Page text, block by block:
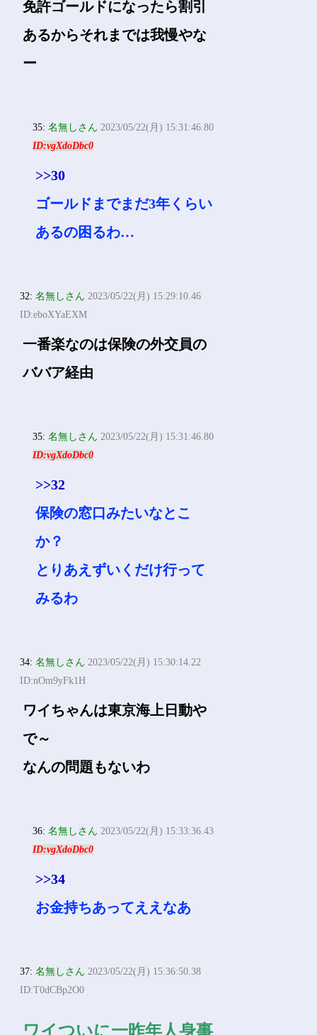
共済はやめとけって言われ
た
名無しさん
2023/05/22(月) 15:28:40.67
ID:zcdWFUYN0
免許ゴールドになったら割引
あるからそれまでは我慢やな
ー
名無しさん
2023/05/22(月) 15:31:46.80
>>30
ゴールドまでまだ3年くらい
ID:eboXYaEXM
一番楽なのは保険の外交員の
ババア経由
>>32
保険の窓口みたいなとこ
か？
みるわ
名無しさん
2023/05/22(月) 15:30:14.22
ID:nOm9yFk1H
ワイちゃんは東京海上日動や
で～
ID:vgXdoDbc0